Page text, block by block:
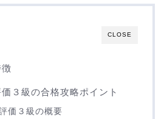
CLOSE
３級の合格攻略ポイント
価３級の概要